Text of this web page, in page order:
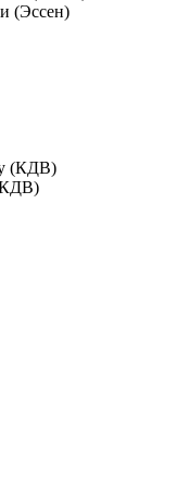
(Эссен)